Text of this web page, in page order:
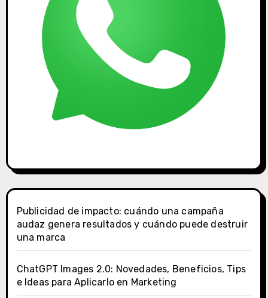
Publicidad de impacto: cuándo una campaña
audaz genera resultados y cuándo puede destruir
una marca
ChatGPT Images 2.0: Novedades, Beneficios, Tips
e Ideas para Aplicarlo en Marketing